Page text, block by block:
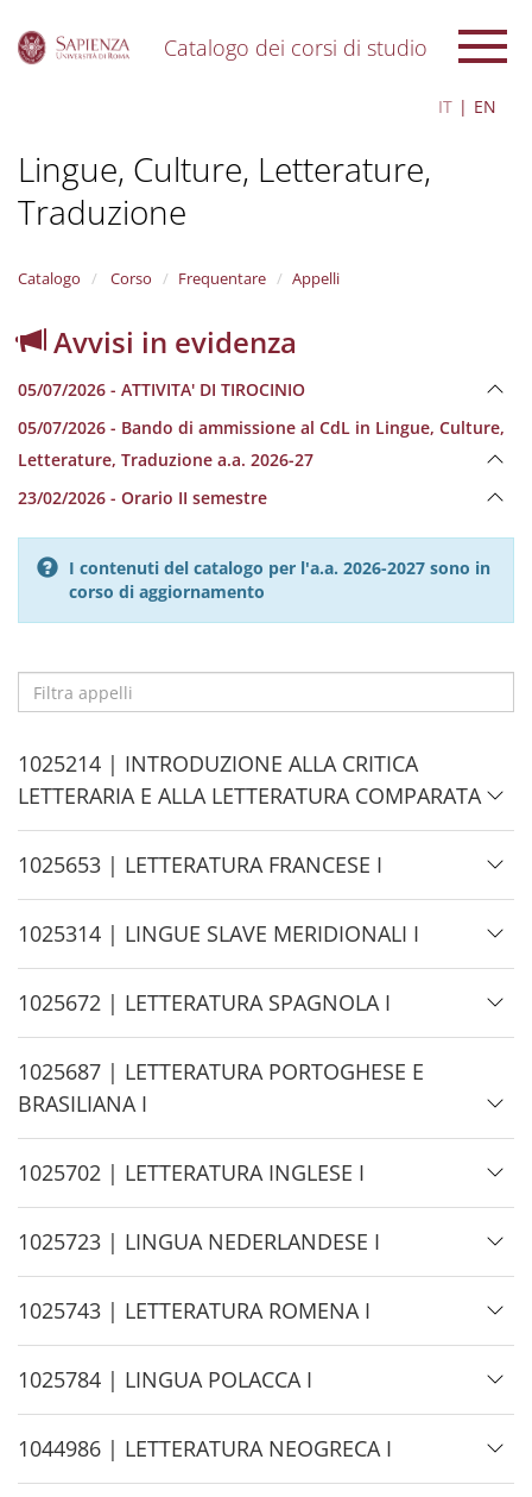
Catalogo dei corsi di studio
IT EN
Lingue, Culture, Letterature,
Traduzione
Catalogo Corso Frequentare Appelli
Avvisi in evidenza
05/07/2026 - ATTIVITA' DI TIROCINIO
05/07/2026 - Bando di ammissione al CdL in Lingue, Culture,
Letterature, Traduzione a.a. 2026-27
23/02/2026 - Orario II semestre
I contenuti del catalogo per l'a.a. 2026-2027 sono in
corso di aggiornamento
H
i
d
e
1025214 | INTRODUZIONE ALLA CRITICA
LETTERARIA E ALLA LETTERATURA COMPARATA
H
i
d
e
1025653 | LETTERATURA FRANCESE I
H
i
d
e
1025314 | LINGUE SLAVE MERIDIONALI I
H
i
d
e
1025672 | LETTERATURA SPAGNOLA I
H
i
d
e
1025687 | LETTERATURA PORTOGHESE E
BRASILIANA I
H
i
d
e
1025702 | LETTERATURA INGLESE I
H
i
d
e
1025723 | LINGUA NEDERLANDESE I
H
i
d
e
1025743 | LETTERATURA ROMENA I
H
i
d
e
1025784 | LINGUA POLACCA I
H
i
1044986 | LETTERATURA NEOGRECA I